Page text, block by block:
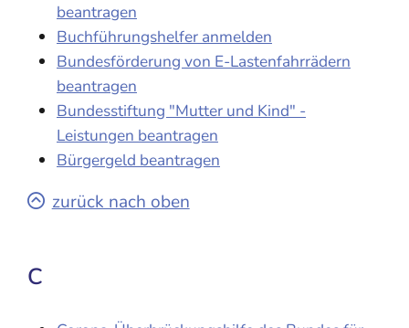
beantragen
Buchführungshelfer anmelden
Bundesförderung von E-Lastenfahrrädern
beantragen
Bundesstiftung "Mutter und Kind" -
Leistungen beantragen
Bürgergeld beantragen
zurück nach oben
C